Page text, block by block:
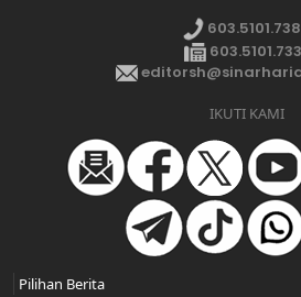
IKUTI KAMI